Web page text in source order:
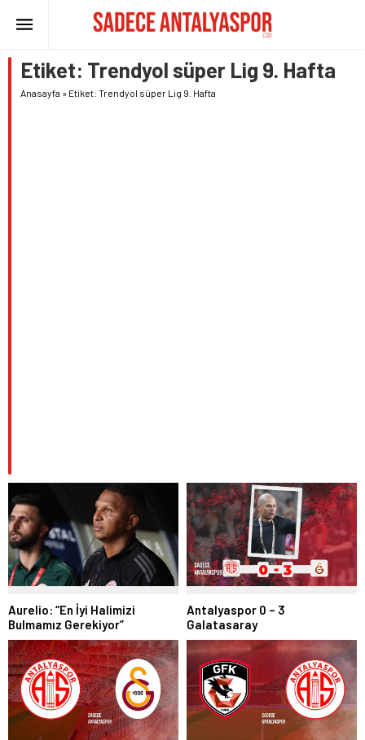
Etiket: Trendyol süper Lig 9. Hafta
Anasayfa » Etiket: Trendyol süper Lig 9. Hafta
Aurelio: “En İyi Halimizi
Bulmamız Gerekiyor”
Antalyaspor 0 – 3
Galatasaray